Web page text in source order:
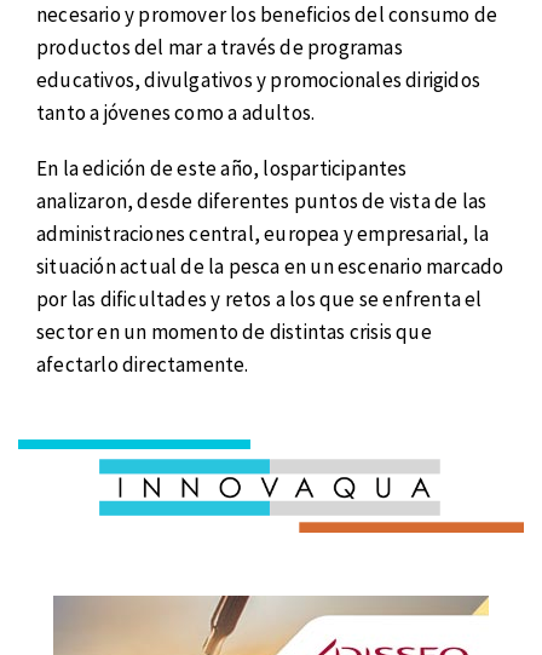
necesario y promover los beneficios del consumo de
productos del mar a través de programas
educativos, divulgativos y promocionales dirigidos
tanto a jóvenes como a adultos.
En la edición de este año, losparticipantes
analizaron, desde diferentes puntos de vista de las
administraciones central, europea y empresarial, la
situación actual de la pesca en un escenario marcado
por las dificultades y retos a los que se enfrenta el
sector en un momento de distintas crisis que
afectarlo directamente.